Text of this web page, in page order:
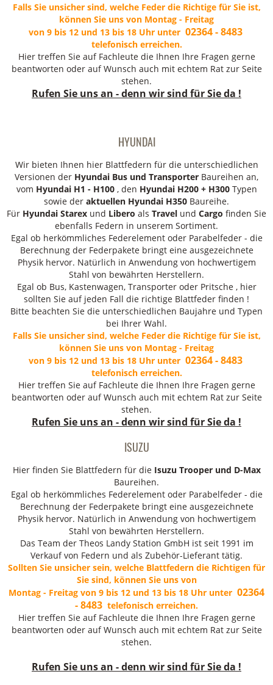
Falls Sie unsicher sind, welche Feder die Richtige für Sie ist,
können Sie uns von Montag - Freitag
von 9 bis 12 und 13 bis 18 Uhr unter 02364 - 8483
telefonisch erreichen.
Hier treffen Sie auf Fachleute die Ihnen Ihre Fragen gerne
beantworten oder auf Wunsch auch mit echtem Rat zur Seite
stehen.
Rufen Sie uns an - denn wir sind für Sie da !
HYUNDAI
Wir bieten Ihnen hier Blattfedern für die unterschiedlichen
Versionen der Hyundai Bus und Transporter Baureihen an,
vom Hyundai H1 - H100, den Hyundai H200 + H300Typen
sowie der aktuellen Hyundai H350 Baureihe.
Für Hyundai Starex und Libero als Travel und Cargo finden Sie
ebenfalls Federn in unserem Sortiment.
Egal ob herkömmliches Federelement oder Parabelfeder - die
Berechnung der Federpakete bringt eine ausgezeichnete
Physik hervor. Natürlich in Anwendung von hochwertigem
Stahl von bewährten Herstellern.
Egal ob Bus, Kastenwagen, Transporter oder Pritsche , hier
sollten Sie auf jeden Fall die richtige Blattfeder finden !
Bitte beachten Sie die unterschiedlichen Baujahre und Typen
bei Ihrer Wahl.
Falls Sie unsicher sind, welche Feder die Richtige für Sie ist,
können Sie uns von Montag - Freitag
von 9 bis 12 und 13 bis 18 Uhr unter 02364 - 8483
telefonisch erreichen.
Hier treffen Sie auf Fachleute die Ihnen Ihre Fragen gerne
beantworten oder auf Wunsch auch mit echtem Rat zur Seite
stehen.
Rufen Sie uns an - denn wir sind für Sie da !
ISUZU
Hier finden Sie Blattfedern für dieIsuzu Trooper und D-Max
Baureihen.
Egal ob herkömmliches Federelement oder Parabelfeder - die
Berechnung der Federpakete bringt eine ausgezeichnete
Physik hervor. Natürlich in Anwendung von hochwertigem
Stahl von bewährten Herstellern.
Das Team der Theos Landy Station GmbH ist seit 1991 im
Verkauf von Federn und als Zubehör-Lieferant tätig.
Sollten Sie unsicher sein, welche Blattfedern die Richtigen für
Sie sind, können Sie uns von
Montag - Freitag von 9 bis 12 und 13 bis 18 Uhr unter 02364
- 8483 telefonisch erreichen.
Hier treffen Sie auf Fachleute die Ihnen Ihre Fragen gerne
beantworten oder auf Wunsch auch mit echtem Rat zur Seite
stehen.
Rufen Sie uns an - denn wir sind für Sie da !